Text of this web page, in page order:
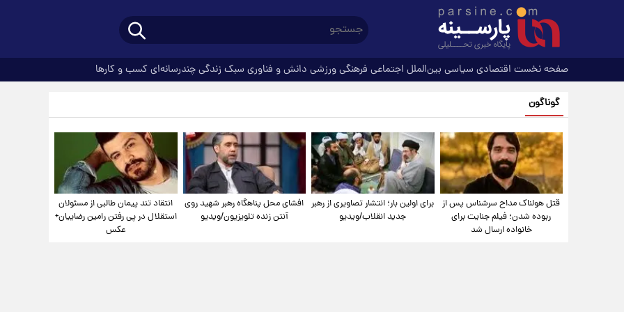
صفحه نخست اقتصادی سیاسی بین‌الملل اجتماعی فرهنگیورزشی دانش و فناوری سبک زندگیچندرسانه‌ای کسب و کارها
گوناگون
قتل هولناک مداح سرشناس پس از
ربوده شدن؛ فیلم جنایت برای
خانواده ارسال شد
برای اولین بار؛ انتشار تصاویری از رهبر
جدید انقلاب/ویدیو
افشای محل پناهگاه‌ رهبر شهید روی
آنتن زنده تلویزیون/ویدیو
انتقاد تند پیمان طالبی از مسئولان
استقلال در پی رفتن رامین رضاییان+
عکس